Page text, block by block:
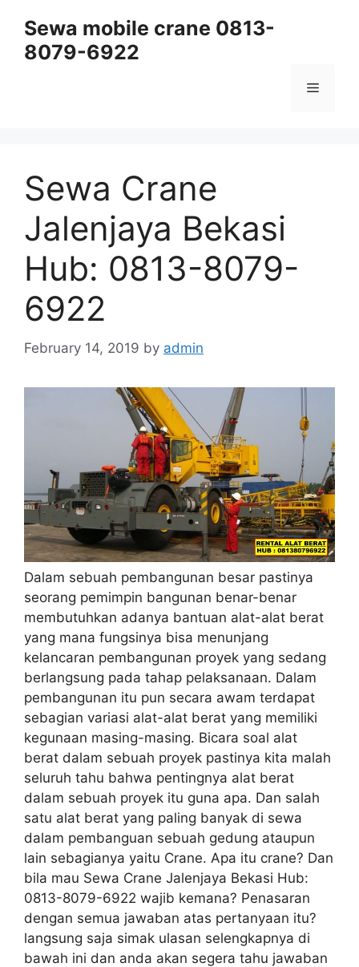
content
Sewa mobile crane 0813-
8079-6922
Menu
Sewa Crane
Jalenjaya Bekasi
Hub: 0813-8079-
6922
February 14, 2019 by admin
Dalam sebuah pembangunan besar pastinya
seorang pemimpin bangunan benar-benar
membutuhkan adanya bantuan alat-alat berat
yang mana fungsinya bisa menunjang
kelancaran pembangunan proyek yang sedang
berlangsung pada tahap pelaksanaan. Dalam
pembangunan itu pun secara awam terdapat
sebagian variasi alat-alat berat yang memiliki
kegunaan masing-masing. Bicara soal alat
berat dalam sebuah proyek pastinya kita malah
seluruh tahu bahwa pentingnya alat berat
dalam sebuah proyek itu guna apa. Dan salah
satu alat berat yang paling banyak di sewa
dalam pembanguan sebuah gedung ataupun
lain sebagianya yaitu Crane. Apa itu crane? Dan
bila mau Sewa Crane Jalenjaya Bekasi Hub:
0813-8079-6922 wajib kemana? Penasaran
dengan semua jawaban atas pertanyaan itu?
langsung saja simak ulasan selengkapnya di
bawah ini dan anda akan segera tahu jawaban